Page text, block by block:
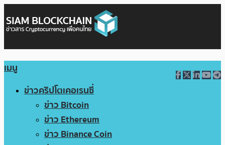
เมนู
ข่าวคริปโตเคอเรนซี่
ข่าว Bitcoin
ข่าว Ethereum
ข่าว Binance Coin